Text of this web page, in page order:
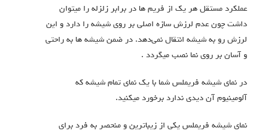
عملکرد مستقل هر یک از فریم ها در برابر زلزله را میتوان
داشت چون عدم لرزش سازه اصلی بر روی شیشه را دارد و این
لرزش رو به شیشه انتقال نمی‌دهد. در ضمن شیشه ها به راحتی
و آسان بر روی نما نصب میگردد .
در نمای شیشه فریملس شما با یک نمای تمام شیشه که
آلومینیوم آن دیدی ندارد برخورد میکنید.
نمای شیشه فریملس یکی از زیباترین و منحصر به فرد برای